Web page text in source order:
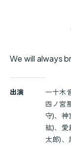
We will always
品
出演
一十木
四ノ宮
守)、神
紘)、愛
太郎)、